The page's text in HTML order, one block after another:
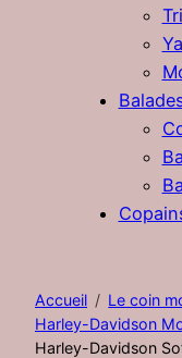
Accueil
Le coin
Harley-Davidson
Harley-Davidson